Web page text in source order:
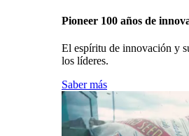
Pioneer 100 años de
El espíritu de innovación y
los líderes.
Saber más